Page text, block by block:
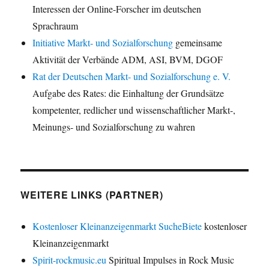
Interessen der Online-Forscher im deutschen
Sprachraum
Initiative Markt- und Sozialforschung gemeinsame
Aktivität der Verbände ADM, ASI, BVM, DGOF
Rat der Deutschen Markt- und Sozialforschung e. V.
Aufgabe des Rates: die Einhaltung der Grundsätze
kompetenter, redlicher und wissenschaftlicher Markt-,
Meinungs- und Sozialforschung zu wahren
WEITERE LINKS (PARTNER)
Kostenloser Kleinanzeigenmarkt SucheBietekostenloser
Kleinanzeigenmarkt
Spirit-rockmusic.eu Spiritual Impulses in Rock Music